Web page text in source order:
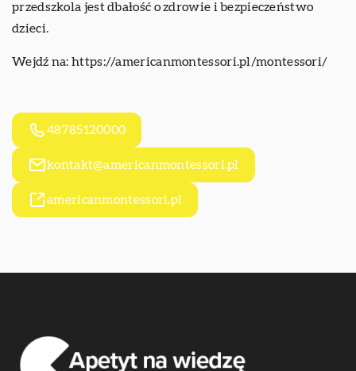
przedszkola jest dbałość o zdrowie i bezpieczeństwo
dzieci.
Wejdź na: https://americanmontessori.pl/montessori/
48785120000
kontakt@americanmontessori.pl
americanmontessori.pl